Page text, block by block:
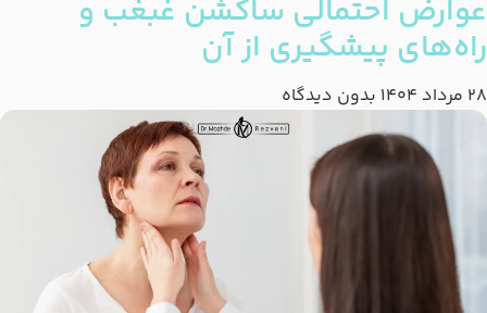
عوارض احتمالی ساکشن غبغب و
راه‌های پیشگیری از آن
28 مرداد 1404 بدون دیدگاه